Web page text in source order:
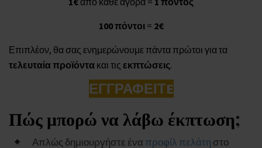
100 πόντοι = 2€
Επιπλέον, θα σας ενημερώνουμε πάντα πρώτοι για τα
τελευταία προϊόντα και τις εκπτώσεις.
ΕΓΓΡΑΦΕΙΤE
Πώς μπορώ να λάβω έκπτωση;
Απλώς δημιουργήστε ένα προφίλ πελάτη στο